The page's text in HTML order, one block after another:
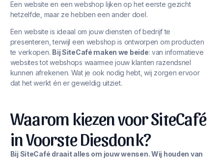
Een website en een webshop lijken op het eerste gezicht
hetzelfde, maar ze hebben een ander doel.
Een website is ideaal om jouw diensten of bedrijf te
presenteren, terwijl een webshop is ontworpen om producten
te verkopen. Bij SiteCafé maken we beide: van informatieve
websites tot webshops waarmee jouw klanten razendsnel
kunnen afrekenen. Wat je ook nodig hebt, wij zorgen ervoor
dat het werkt én er geweldig uitziet.
Waarom kiezen voor SiteCafé
in Voorste Diesdonk?
Bij SiteCafé draait alles om jouw wensen. Wij houden van